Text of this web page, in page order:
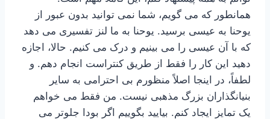
همانطور که می گویم، شما نمی توانید بدون عبور از
یوحنا به عیسی برسید. یوحنا به ما لنز تفسیری می دهد
که با آن عیسی را می بینیم و درک می کنیم. حالا، اجازه
دهید این کار را فقط از طریق کنتراست انجام دهم. و
لطفاً، در اینجا اصلاً منظورم بی احترامی به سایر
بنیانگذاران بزرگ مذهبی نیست. من فقط می خواهم
یک تمایز ایجاد کنم. بیایید بگوییم اگر بودا جلوتر می